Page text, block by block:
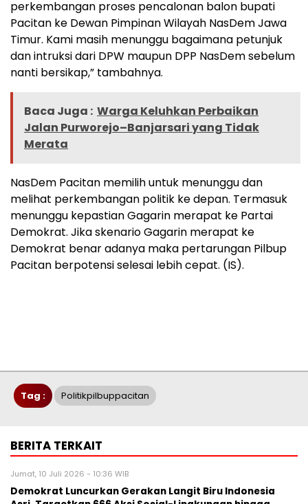
perkembangan proses pencalonan balon bupati
Pacitan ke Dewan Pimpinan Wilayah NasDem Jawa
Timur. Kami masih menunggu bagaimana petunjuk
dan intruksi dari DPW maupun DPP NasDem sebelum
nanti bersikap,” tambahnya.
Baca Juga : Warga Keluhkan Perbaikan
Jalan Purworejo–Banjarsari yang Tidak
Merata
NasDem Pacitan memilih untuk menunggu dan
melihat perkembangan politik ke depan. Termasuk
menunggu kepastian Gagarin merapat ke Partai
Demokrat. Jika skenario Gagarin merapat ke
Demokrat benar adanya maka pertarungan Pilbup
Pacitan berpotensi selesai lebih cepat. (IS).
Tag : Politikpilbuppacitan
BERITA TERKAIT
Jumat, 10 Juli 2026 - 10:36 WIB
Demokrat Luncurkan Gerakan Langit Biru Indonesia